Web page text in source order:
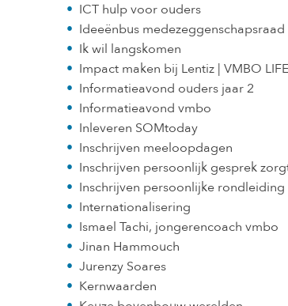
ICT hulp voor ouders
Ideeënbus medezeggenschapsraad
Ik wil langskomen
Impact maken bij Lentiz | VMBO
Informatieavond ouders jaar 2
Informatieavond vmbo
Inleveren SOMtoday
Inschrijven meeloopdagen
Inschrijven persoonlijk gesprek
Inschrijven persoonlijke rondleiding
Internationalisering
Ismael Tachi, jongerencoach vmbo
Jinan Hammouch
Jurenzy Soares
Kernwaarden